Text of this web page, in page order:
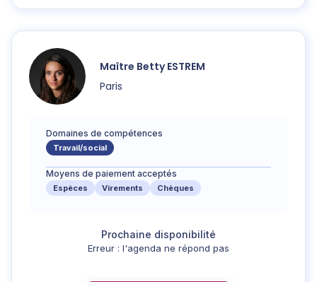
Maître Betty ESTREM
Paris
Domaines de compétences
Travail/social
Moyens de paiement acceptés
Espèces Virements Chèques
Erreur : l'agenda ne répond pas